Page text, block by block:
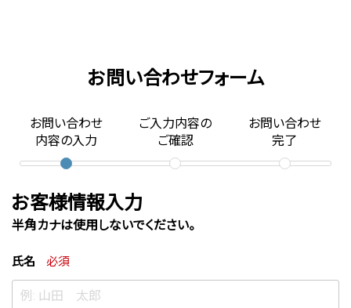
お問い合わせフォーム
お問い合わせ
内容の入力
ご入力内容の
ご確認
お問い合わせ
完了
お客様情報入力
半角カナは使用しないでください。
氏名 必須